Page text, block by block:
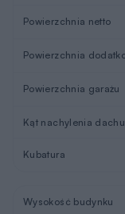
Powierzchnia netto
Powierzchnia
Powierzchnia garażu
Kąt nachylenia dachu
Kubatura
Wysokość budynku